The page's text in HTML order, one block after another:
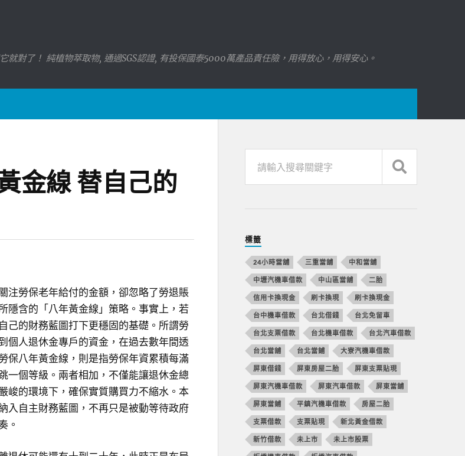
就對了！ 純植物萃取物, 通過SGS認證, 有投保國泰5000萬產品責任險，用得放心，用得安心。
金線 替自己的
注勞保老年給付的金額，卻忽略了勞退賬
隱含的「八年黃金線」策略。事實上，若
己的財務藍圖打下更穩固的基礎。所謂勞
個人退休金專戶的資金，在過去數年間透
保八年黃金線，則是指勞保年資累積每滿
一個等級。兩者相加，不僅能讓退休金總
峻的環境下，確保實質購買力不縮水。本
入自主財務藍圖，不再只是被動等待政府
。
標籤
24小時當舖 三重當舖 中和當舖
中壢汽機車借款 中山區當舖 二胎
信用卡換現金 刷卡換現 刷卡換現金
台中機車借款 台北借錢 台北免留車
台北支票借款 台北機車借款 台北汽車借款
台北當舖 台北當鋪 大寮汽機車借款
屏東借錢 屏東房屋二胎 屏東支票貼現
屏東汽機車借款 屏東汽車借款 屏東當舖
屏東當鋪 平鎮汽機車借款 房屋二胎
支票借款 支票貼現 新北黃金借款
新竹借款 未上市 未上市股票